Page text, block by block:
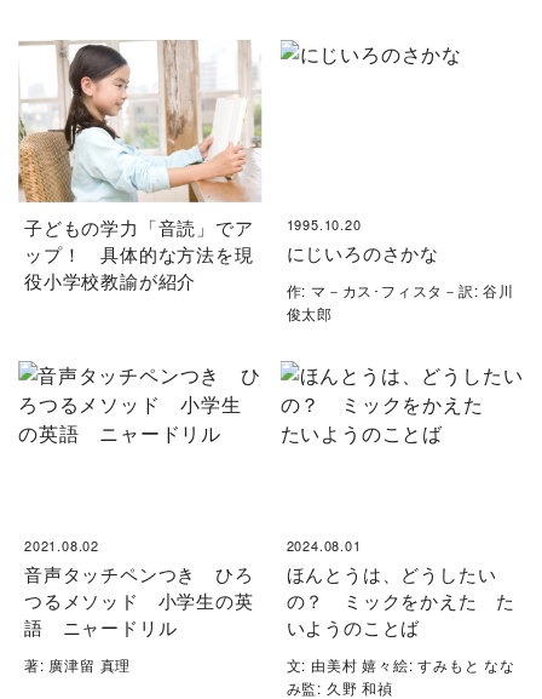
子どもの学力「音読」でア
ップ！ 具体的な方法を現
役小学校教諭が紹介
1995.10.20
にじいろのさかな
作: マ－カス･フィスタ－訳: 谷川
俊太郎
2021.08.02
音声タッチペンつき ひろ
つるメソッド 小学生の英
語 ニャードリル
著: 廣津留 真理
2024.08.01
ほんとうは、どうしたい
の？ ミックをかえた た
いようのことば
文: 由美村 嬉々絵: すみもと なな
み監: 久野 和禎